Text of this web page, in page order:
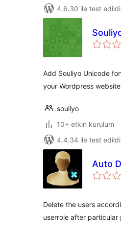
4.6.30 ile test edildi
Add Souliyo Unicode
your Wordpress
souliyo
10+ etkin kurulum
4.4.34 ile test edildi
Auto
Delete the users
userrole after particular